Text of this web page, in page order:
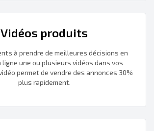
Vidéos produits
à prendre de meilleures décisions en
une ou plusieurs vidéos dans vos
permet de vendre des annonces 30%
plus rapidement.